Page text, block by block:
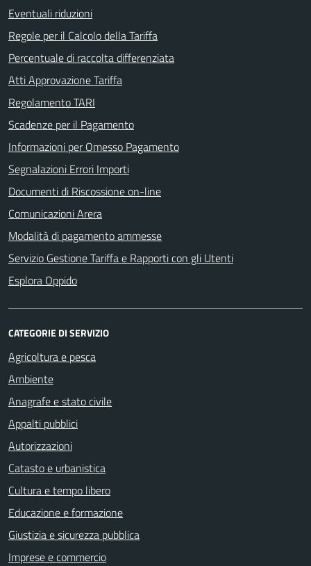
Eventuali riduzioni
Regole per il Calcolo della Tariffa
Percentuale di raccolta differenziata
Atti Approvazione Tariffa
Regolamento TARI
Scadenze per il Pagamento
Informazioni per Omesso Pagamento
Segnalazioni Errori Importi
Documenti di Riscossione on-line
Comunicazioni Arera
Modalità di pagamento ammesse
Servizio Gestione Tariffa e Rapporti con gli Utenti
Esplora Oppido
CATEGORIE DI SERVIZIO
Agricoltura e pesca
Ambiente
Anagrafe e stato civile
Appalti pubblici
Autorizzazioni
Catasto e urbanistica
Cultura e tempo libero
Educazione e formazione
Giustizia e sicurezza pubblica
Imprese e commercio